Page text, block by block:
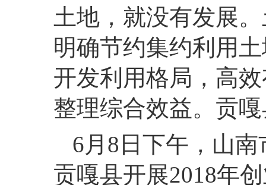
土地，就没有发展
明确节约集约利用
开发利用格局，高
整理综合效益。贡嘎
6月8日下午，山
贡嘎县开展2018年